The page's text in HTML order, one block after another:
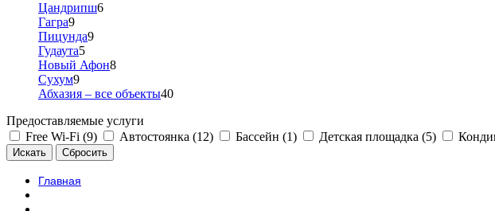
Цандрипш6
Гагра9
Пицунда9
Гудаута5
Новый Афон8
Сухум9
Абхазия – все объекты40
Предоставляемые услуги
Free Wi-Fi (9)
Автостоянка (12) Бассейн (1) Детская площадка (5)
Главная